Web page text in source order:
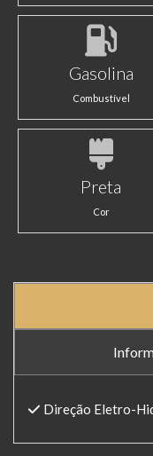
Gasolina
Combustível
Preta
Cor
Direção Eletro-